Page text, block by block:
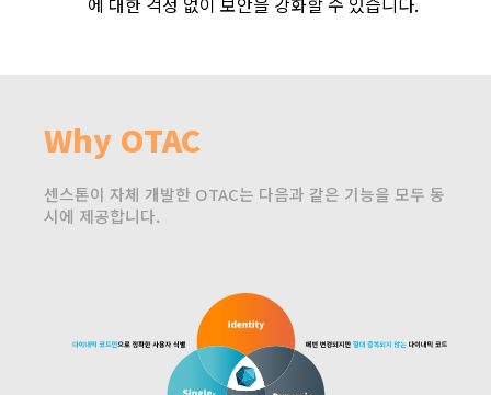
Why OTAC
센스톤이 자체 개발한 OTAC는 다음과 같은 기능을 모두 동
시에 제공합니다.